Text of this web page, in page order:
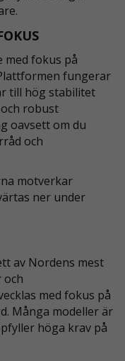
med fokus på
fungerar
till hög stabilitet
robust
oavsett om du
och
motverkar
ner under
av Nordens mest
och
med fokus på
Många modeller är
höga krav på